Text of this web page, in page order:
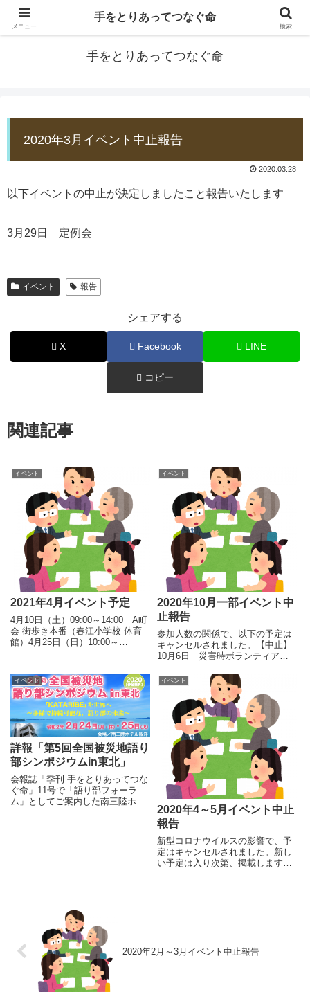
防災士EDOGAWA
手をとりあってつなぐ命
2020年3月イベント中止報告
2020.03.28
以下イベントの中止が決定しましたこと報告いたします
3月29日 定例会
イベント 報告
シェアする
X Facebook LINE
コピー
関連記事
イベント
2021年4月イベント予定
4月10日（土）09:00～14:00 A町
会 街歩き本番（春江小学校 体育
館）4月25日（日）10:00～
イベント
2020年10月一部イベント中
止報告
参加人数の関係で、以下の予定は
キャンセルされました。【中止】
10月6日 災害時ボランティア養
イベント
詳報「第5回全国被災地語り
部シンポジウムin東北」
会報誌「季刊 手をとりあってつな
ぐ命」11号で「語り部フォーラ
ム」としてご案内した南三陸ホテ
イベント
2020年4～5月イベント中止
報告
新型コロナウイルスの影響で、予
定はキャンセルされました。新し
い予定は入り次第、掲載します。
2020年2月～3月イベント中止報告
メニュー
手をとりあってつなぐ命
検索